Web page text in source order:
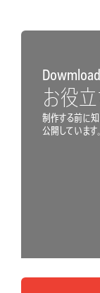
Dowmload
お役
制作する前に
公開しています。